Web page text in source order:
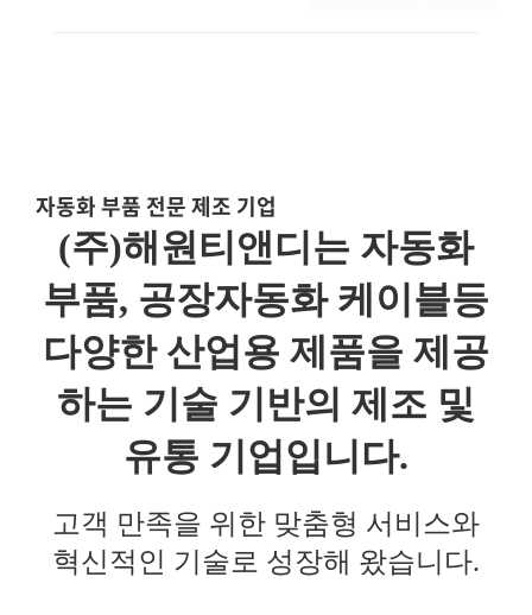
자동화 부품 전문 제조 기업
(주)해원티앤디는 자동화
부품, 공장자동화 케이블등
다양한 산업용 제품을 제공
하는 기술 기반의 제조 및
유통 기업입니다.
고객 만족을 위한 맞춤형 서비스와
혁신적인 기술로 성장해 왔습니다.